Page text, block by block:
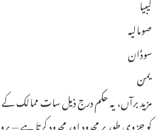
صومالیہ
سوڈان
یمن
مزید برآں، یہ حکم درج ذیل سات ممالک
کو جزوی طور پر محدود اور محدود کرتا ہے —